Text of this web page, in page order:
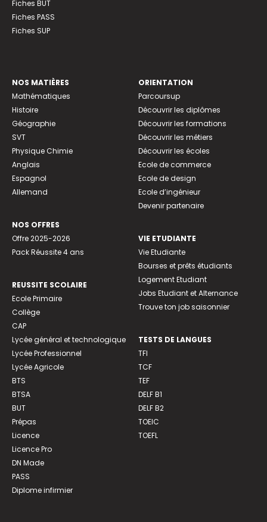
Fiches BUT
Fiches PASS
Fiches SUP
NOS MATIÈRES
Mathématiques
Histoire
Géographie
SVT
Physique Chimie
Anglais
Espagnol
Allemand
NOS OFFRES
Offre 2025-2026
Pack Réussite 4 ans
REUSSITE SCOLAIRE
Ecole Primaire
Collège
CAP
Lycée général et technologique
Lycée Professionnel
Lycée Agricole
BTS
BTSA
BUT
Prépas
Licence
Licence Pro
DN Made
PASS
Diplome infirmier
ORIENTATION
Parcoursup
Découvrir les diplômes
Découvrir les formations
Découvrir les métiers
Découvrir les écoles
Ecole de commerce
Ecole de design
Ecole d’ingénieur
Devenir partenaire
VIE ETUDIANTE
Vie Etudiante
Bourses et prêts étudiants
Logement Etudiant
Jobs Etudiant et Alternance
Trouve ton job saisonnier
TESTS DE LANGUES
TFI
TCF
TEF
DELF B1
DELF B2
TOEIC
TOEFL